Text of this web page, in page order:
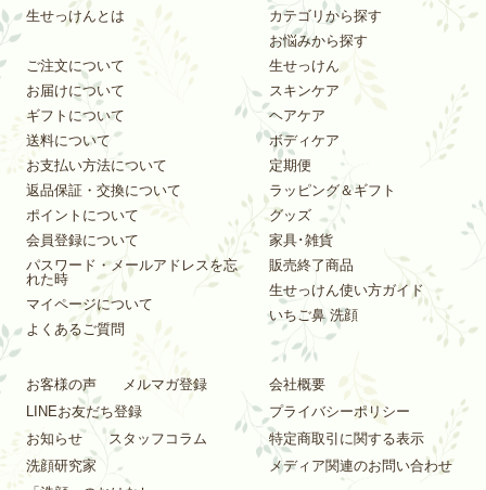
生せっけんとは
ご注文について
お届けについて
ギフトについて
送料について
お支払い方法について
返品保証・交換について
ポイントについて
会員登録について
パスワード・メールアドレスを忘
れた時
マイページについて
よくあるご質問
カテゴリから探す
お悩みから探す
生せっけん
スキンケア
ヘアケア
ボディケア
定期便
ラッピング＆ギフト
グッズ
家具･雑貨
販売終了商品
生せっけん使い方ガイド
いちご鼻 洗顔
お客様の声
メルマガ登録
LINEお友だち登録
お知らせ
スタッフコラム
洗顔研究家
会社概要
プライバシーポリシー
特定商取引に関する表示
メディア関連のお問い合わせ